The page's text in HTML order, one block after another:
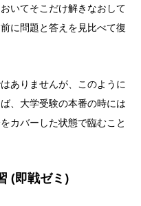
いてそこだけ解きなおして
に問題と答えを見比べて復
ありませんが、このように
、大学受験の本番の時には
カバーした状態で臨むこと
(即戦ゼミ)